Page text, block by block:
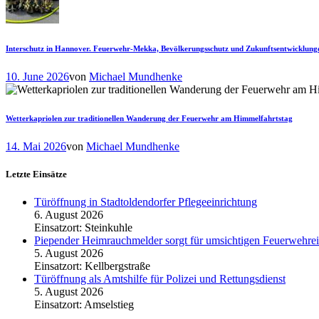
Interschutz in Hannover. Feuerwehr-Mekka, Bevölkerungsschutz und
10. June 2026von Michael Mundhenke
Wetterkapriolen zur traditionellen Wanderung der Feuerwehr am Himmelfahrtstag
14. Mai 2026von Michael Mundhenke
Letzte Einsätze
Türöffnung in Stadtoldendorfer Pflegeeinrichtung
6. August 2026
Einsatzort: Steinkuhle
Piepender Heimrauchmelder sorgt für umsichtigen
5. August 2026
Einsatzort: Kellbergstraße
Türöffnung als Amtshilfe für Polizei und Rettungsdienst
5. August 2026
Einsatzort: Amselstieg